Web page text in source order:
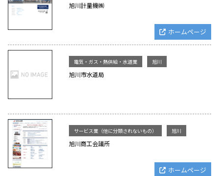
旭川計量機㈱
ホームページ
電気・ガス・熱供給・水道業 旭川
旭川市水道局
サービス業（他に分類されないもの） 旭川
旭川商工会議所
ホームページ